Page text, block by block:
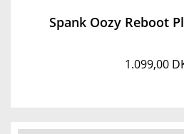
Spank Oozy Reboot
1.099,00